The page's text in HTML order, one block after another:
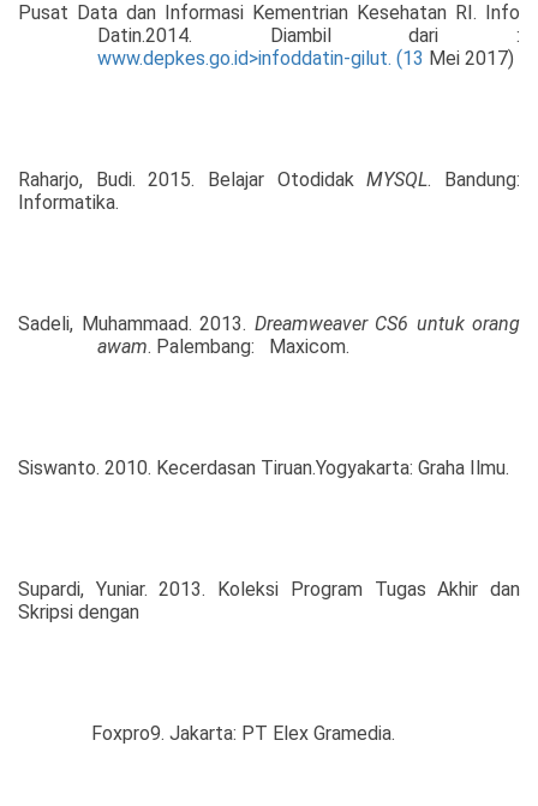
Pusat Data dan Informasi Kementrian Kesehatan RI. Info
Datin.2014. Diambil dari :
www.depkes.go.id>infoddatin-gilut. (13 Mei 2017)
Raharjo, Budi. 2015. Belajar OtodidakMYSQL. Bandung:
Informatika.
Sadeli, Muhammaad. 2013. Dreamweaver CS6 untuk orang
awam. Palembang: Maxicom.
Siswanto. 2010. Kecerdasan Tiruan.Yogyakarta: Graha Ilmu.
Supardi, Yuniar. 2013. Koleksi Program Tugas Akhir dan
Skripsi dengan
Foxpro9. Jakarta: PT Elex Gramedia.